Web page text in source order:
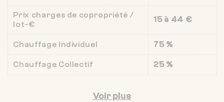
Prix charges de copropriété /
lot-€
15 à 44 €
Chauffage Individuel 75 %
Chauffage Collectif 25 %
Voir plus